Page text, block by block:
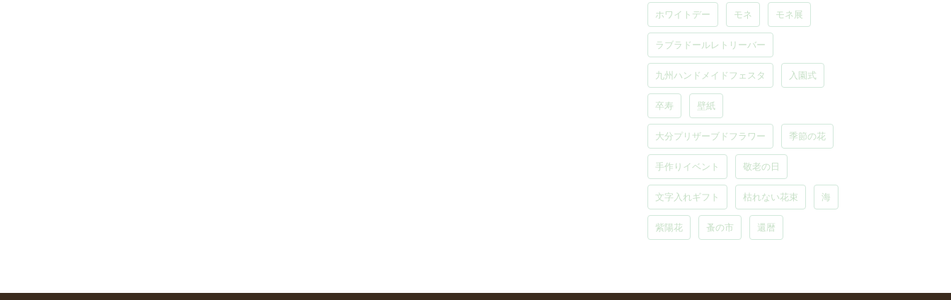
ホワイトデー モネ モネ展
ラブラドールレトリーバー
九州ハンドメイドフェスタ 入園式
卒寿 壁紙
大分プリザーブドフラワー 季節の花
手作りイベント 敬老の日
文字入れギフト 枯れない花束 海
紫陽花 蚤の市 還暦